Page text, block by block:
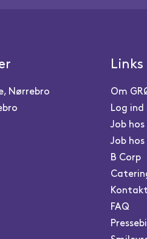
Nørrebro
Links
Om
Log ind
Job
Job
B Corp
Kontakt
FAQ